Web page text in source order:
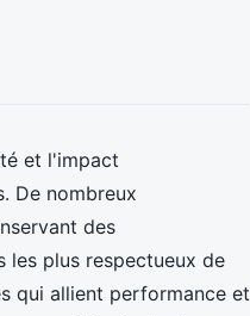
et l'impact
De nombreux
des
les plus respectueux de
qui allient performance et